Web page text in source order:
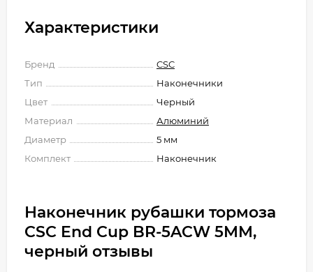
Характеристики
Бренд
CSC
Тип
Наконечники
Цвет
Черный
Материал
Алюминий
Диаметр
5 мм
Комплект
Наконечник
Наконечник рубашки тормоза
CSC End Cup BR-5ACW 5MM,
черный отзывы